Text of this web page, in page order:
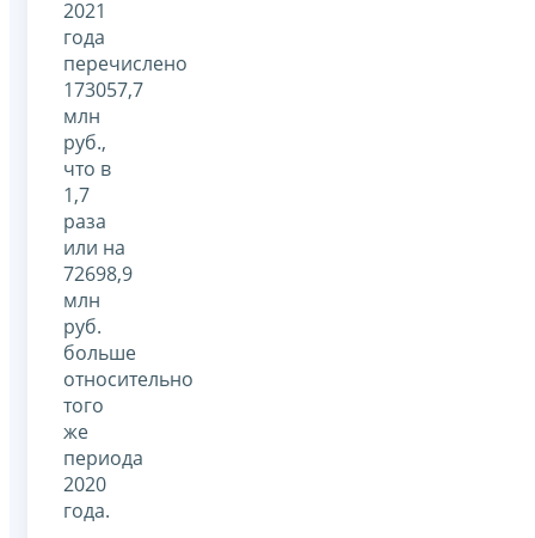
2021
года
перечислено
173057,7
млн
руб.,
что в
1,7
раза
или на
72698,9
млн
руб.
больше
относительно
того
же
периода
2020
года.